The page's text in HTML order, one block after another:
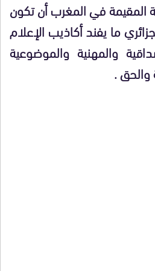
المقيمة في المغرب أن تكون
ما يفند أكاذيب الإعلام
والمهنية والموضوعية
والحق .